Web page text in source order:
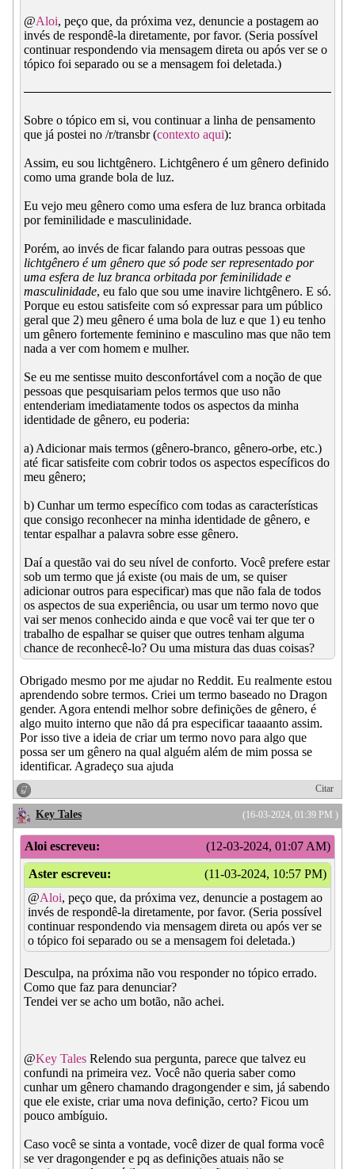
@Aloi, peço que, da próxima vez, denuncie a postagem ao
invés de respondê-la diretamente, por favor. (Seria possível
continuar respondendo via mensagem direta ou após ver se o
tópico foi separado ou se a mensagem foi deletada.)
Sobre o tópico em si, vou continuar a linha de pensamento
que já postei no /r/transbr (contexto aqui):
Assim, eu sou lichtgênero. Lichtgênero é um gênero definido
como uma grande bola de luz.
Eu vejo meu gênero como uma esfera de luz branca orbitada
por feminilidade e masculinidade.
Porém, ao invés de ficar falando para outras pessoas que
lichtgênero é um gênero que só pode ser representado por
uma esfera de luz branca orbitada por feminilidade e
masculinidade, eu falo que sou ume inavire lichtgênero. E só.
Porque eu estou satisfeite com só expressar para um público
geral que 2) meu gênero é uma bola de luz e que 1) eu tenho
um gênero fortemente feminino e masculino mas que não tem
nada a ver com homem e mulher.
Se eu me sentisse muito desconfortável com a noção de que
pessoas que pesquisariam pelos termos que uso não
entenderiam imediatamente todos os aspectos da minha
identidade de gênero, eu poderia:
a) Adicionar mais termos (gênero-branco, gênero-orbe, etc.)
até ficar satisfeite com cobrir todos os aspectos específicos do
meu gênero;
b) Cunhar um termo específico com todas as características
que consigo reconhecer na minha identidade de gênero, e
tentar espalhar a palavra sobre esse gênero.
Daí a questão vai do seu nível de conforto. Você prefere estar
sob um termo que já existe (ou mais de um, se quiser
adicionar outros para especificar) mas que não fala de todos
os aspectos de sua experiência, ou usar um termo novo que
vai ser menos conhecido ainda e que você vai ter que ter o
trabalho de espalhar se quiser que outres tenham alguma
chance de reconhecê-lo? Ou uma mistura das duas coisas?
Obrigado mesmo por me ajudar no Reddit. Eu realmente estou
aprendendo sobre termos. Criei um termo baseado no Dragon
gender. Agora entendi melhor sobre definições de gênero, é
algo muito interno que não dá pra especificar taaaanto assim.
Por isso tive a ideia de criar um termo novo para algo que
possa ser um gênero na qual alguém além de mim possa se
identificar. Agradeço sua ajuda
Citar
(16-03-2024, 01:39 PM )
Key Tales
(12-03-2024, 01:07 AM)
Aloi escreveu:
(11-03-2024, 10:57 PM)
Aster escreveu:
@Aloi, peço que, da próxima vez, denuncie a postagem ao
invés de respondê-la diretamente, por favor. (Seria possível
continuar respondendo via mensagem direta ou após ver se
o tópico foi separado ou se a mensagem foi deletada.)
Desculpa, na próxima não vou responder no tópico errado.
Como que faz para denunciar?
Tendei ver se acho um botão, não achei.
@Key Tales Relendo sua pergunta, parece que talvez eu
confundi na primeira vez. Você não queria saber como
cunhar um gênero chamando dragongender e sim, já sabendo
que ele existe, criar uma nova definição, certo? Ficou um
pouco ambíguio.
Caso você se sinta a vontade, você dizer de qual forma você
se ver dragongender e pq as definições atuais não se